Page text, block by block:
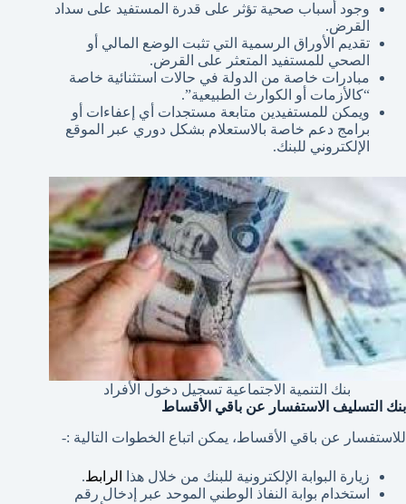
وجود أسباب صحية تؤثر على قدرة المستفيد على سداد
القرض.
تقديم الأوراق الرسمية التي تثبت الوضع المالي أو
الصحي للمستفيد المتعثر على القرض.
مبادرات خاصة من الدولة في حالات استثنائية خاصة
“كالأزمات أو الكوارث الطبيعية”.
ويمكن للمستفيدين متابعة مستجدات أي إعفاءات أو
برامج دعم خاصة بالاستعلام بشكل دوري عبر الموقع
الإلكتروني للبنك.
بنك التنمية الاجتماعية تسجيل دخول الأفراد
بنك التسليف الاستفسار عن باقي الأقساط
للاستفسار عن باقي الأقساط، يمكن اتباع الخطوات التالية :-
زيارة البوابة الإلكترونية للبنك من خلال هذا الرابط.
استخدام بوابة النفاذ الوطني الموحد عبر إدخال رقم